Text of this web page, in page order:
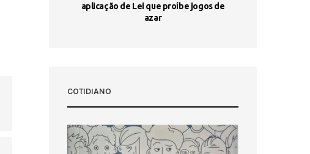
aplicação de Lei que proíbe jogos de
azar
COTIDIANO